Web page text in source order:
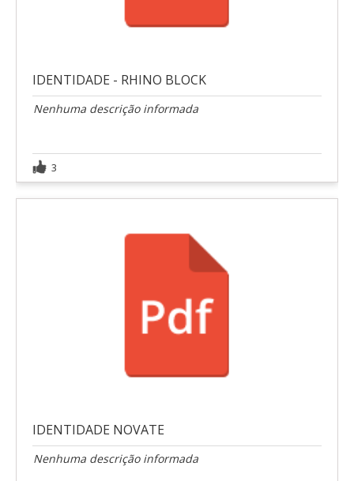
IDENTIDADE - RHINO BLOCK
Nenhuma descrição informada
3
IDENTIDADE NOVATE
Nenhuma descrição informada